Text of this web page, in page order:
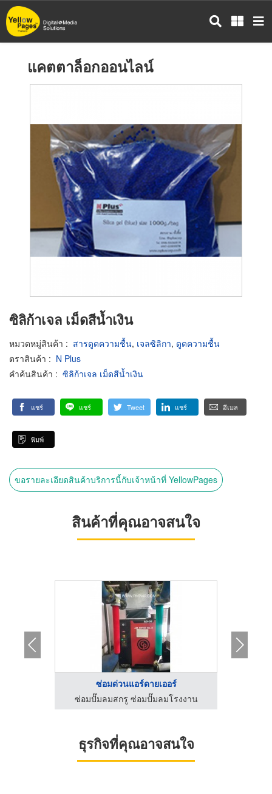
ข้าม
ไป
แคตตาล็อกออนไลน์
ซิลิก้าเจล เม็ดสีน้ำเงิน
หมวดหมู่สินค้า : สารดูดความชื้น, เจลซิลิกา, ดูดความชื้น
ตราสินค้า : N Plus
คำค้นสินค้า : ซิลิก้าเจล เม็ดสีน้ำเงิน
แชร์ แชร์ Tweet แชร์ อีเมล
พิมพ์
ขอรายละเอียดสินค้าบริการนี้กับเจ้าหน้าที่ YellowPages
สินค้าที่คุณอาจสนใจ
ซ่อมด่วนแอร์ดายเออร์
ซ่อมปั๊มลมสกรู ซ่อมปั๊มลมโรงงาน
ธุรกิจที่คุณอาจสนใจ